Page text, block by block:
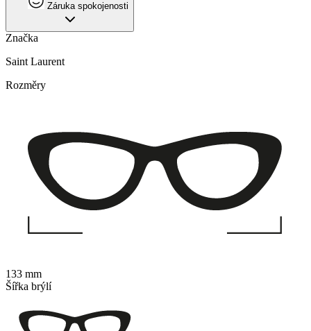
Záruka spokojenosti
Značka
Saint Laurent
Rozměry
133 mm
Šířka brýlí